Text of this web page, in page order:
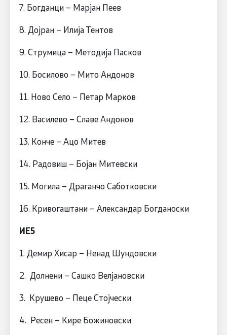
7. Богданци – Марјан Пеев
8. Дојран – Илија Тентов
9. Струмица – Методија Пасков
10. Босилово – Мито Андонов
11. Ново Село – Петар Марков
12. Василево – Славе Андонов
13. Конче – Ацо Митев
14. Радовиш – Бојан Митевски
15. Могила – Драганчо Саботковски
16. Кривогаштани – Александар Богданоски
ИЕ5
1. Демир Хисар – Ненад Шундовски
2. Долнени – Сашко Велјановски
3. Крушево – Пеце Стојчески
4. Ресен – Кире Божиновски